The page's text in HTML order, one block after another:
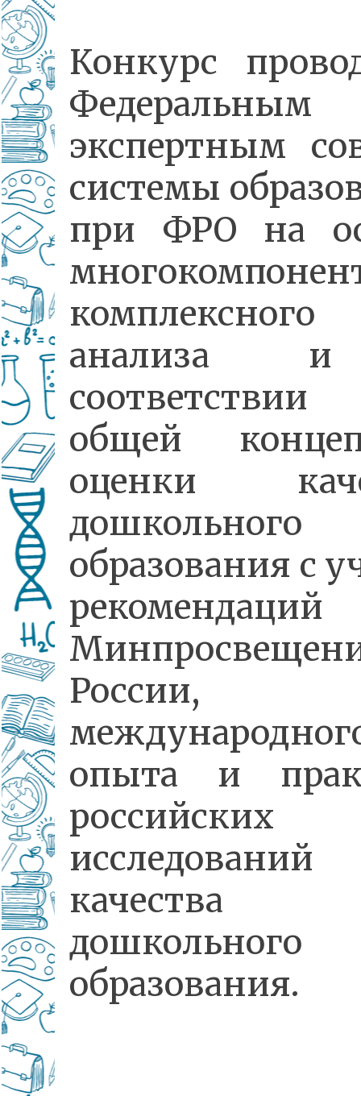
Конкурс
Федеральным
экспертным
системы
при ФРО на
комплексного
анализа
общей
оценки
дошкольного
образования с
рекомендаций
России,
опыта и
российских
исследований
качества
дошкольного
образования.